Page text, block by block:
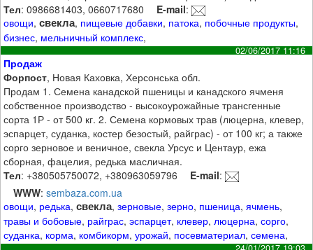
Тел: 0986681403, 0660717680 E-mail:
овощи,свекла, пищевые добавки, патока, побочные продукты,
бизнес, мельничный комплекс,
02/06/2017 11:16
Продаж
Форпост, Новая Каховка, Херсонська обл.
Продам 1. Семена канадской пшеницы и канадского ячменя
собственное производство - высокоурожайные трансгенные
сорта 1Р - от 500 кг. 2. Семена кормовых трав (люцерна, клевер,
эспарцет, суданка, костер безостый, райграс) - от 100 кг; а также
сорго зерновое и веничное, свекла Урсус и Центаур, ежа
сборная, фацелия, редька масличная.
Тел: +380505750072, +380963059796 E-mail:
WWW:sembaza.com.ua
овощи, редька,свекла,зерновые,зерно, пшеница,ячмень,
травы и бобовые, райграс,эспарцет, клевер,люцерна,сорго,
суданка, корма, комбикорм,урожай, посевматериал,семена,